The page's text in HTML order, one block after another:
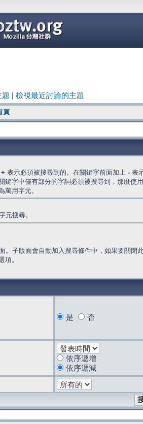
檢視最近討論的主題
頁
+ 表示必須被搜尋到的。在關鍵字前面加上 - 表
鍵字中僅有部分的字詞必須被搜尋到，那麼使
萬用字元。
元搜尋。
。子版面會自動加入搜尋條件中，如果要關閉
項。
是 否
依序遞增
依序遞減